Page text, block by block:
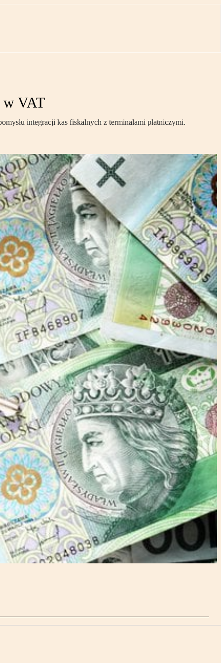
w VAT
integracji kas fiskalnych z terminalami płatniczymi.